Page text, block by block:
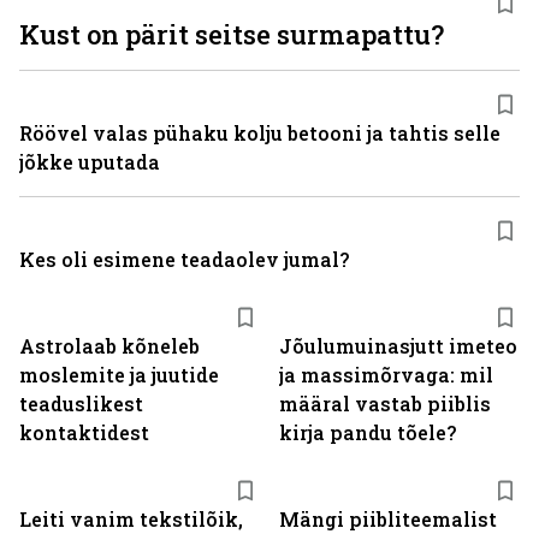
Astrolaab kõneleb
moslemite ja juutide
teaduslikest
kontaktidest
Jõulumuinasjutt imeteo
ja massimõrvaga: mil
määral vastab piiblis
kirja pandu tõele?
Leiti vanim tekstilõik,
Mängi piibliteemalist
Kust on pärit seitse surmapattu?
Röövel valas pühaku kolju betooni ja tahtis selle
jõkke uputada
Kes oli esimene teadaolev jumal?